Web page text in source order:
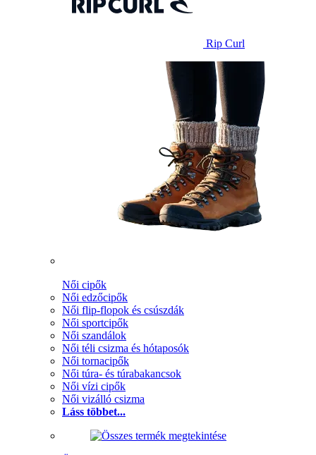
Rip Curl
Női cipők
Női edzőcipők
Női flip-flopok és csúszdák
Női sportcipők
Női szandálok
Női téli csizma és hótaposók
Női tornacipők
Női túra- és túrabakancsok
Női vízi cipők
Női vizálló csizma
Láss többet...